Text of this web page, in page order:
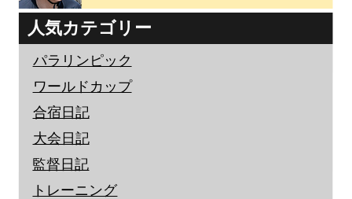
人気カテゴリー
パラリンピック
ワールドカップ
合宿日記
大会日記
監督日記
トレーニング